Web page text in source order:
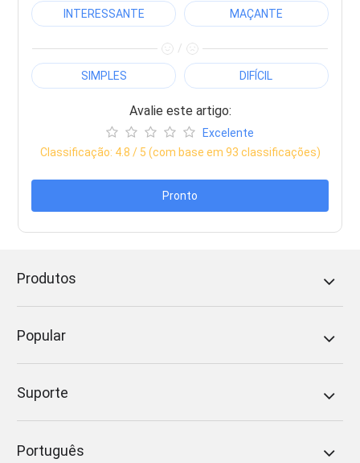
INTERESSANTE MAÇANTE
/
SIMPLES DIFÍCIL
Avalie este artigo:
Excelente
Classificação: 4.8 / 5 (com base em 93 classificações)
Pronto
Produtos
Popular
Suporte
Português